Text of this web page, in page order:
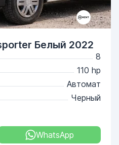
Белый 2022
8
110 hp
Автомат
Черный
WhatsApp